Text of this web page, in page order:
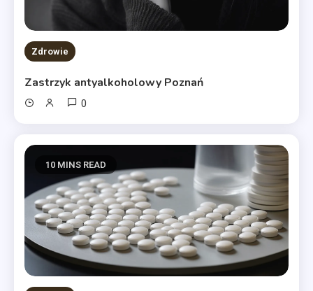
Zdrowie
Zastrzyk antyalkoholowy Poznań
0
10 MINS READ